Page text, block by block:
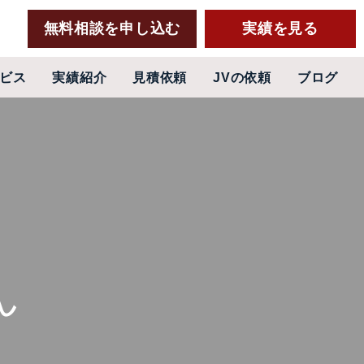
無料相談を申し込む 実績を見る
ス 実績紹介 見積依頼 JVの依頼 ブログ